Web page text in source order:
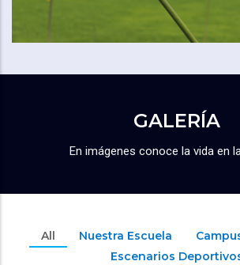
GALERÍA
En imágenes conoce la vida en
All Nuestra Escuela
Escenarios